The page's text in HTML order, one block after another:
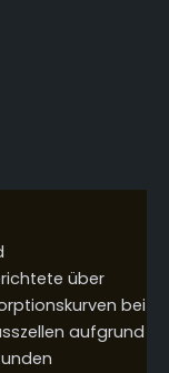
über
bei
aufgrund